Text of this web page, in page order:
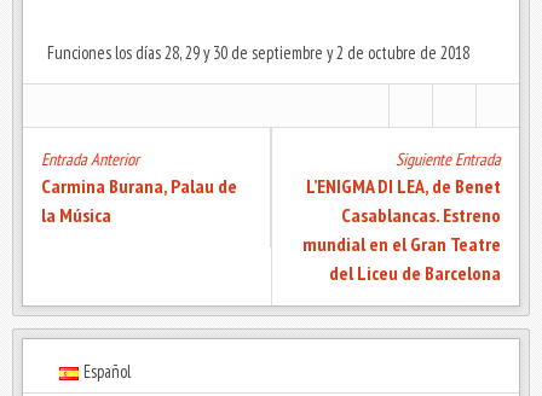
Funciones los días 28, 29 y 30 de septiembre y 2 de octubre de 2018
Entrada Anterior
Carmina Burana, Palau de
la Música
Siguiente Entrada
L’ENIGMA DI LEA, de Benet
Casablancas. Estreno
mundial en el Gran Teatre
del Liceu de Barcelona
Español